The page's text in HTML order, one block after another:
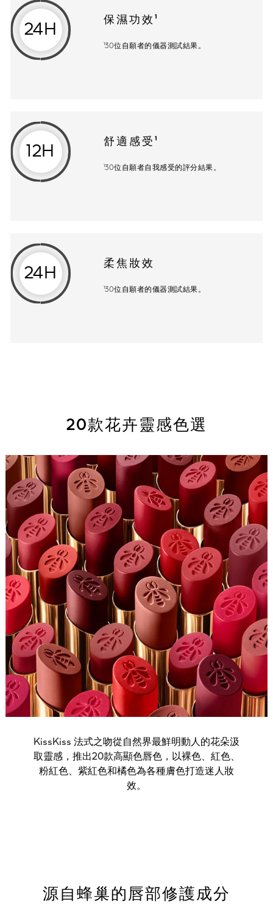
24H
保濕功效¹
¹30位自願者的儀器測試結果。
12H
舒適感受¹
¹30位自願者自我感受的評分結果。
24H
柔焦妝效
¹30位自願者的儀器測試結果。
20款花卉靈感色選
KissKiss 法式之吻從自然界最鮮明動人的花朵汲
取靈感，推出20款高顯色唇色，以裸色、紅色、
粉紅色、紫紅色和橘色為各種膚色打造迷人妝
效。
源自蜂巢的唇部修護成分